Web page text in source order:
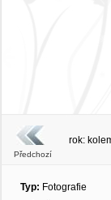
Předchozí
rok:
Typ: Fotografie